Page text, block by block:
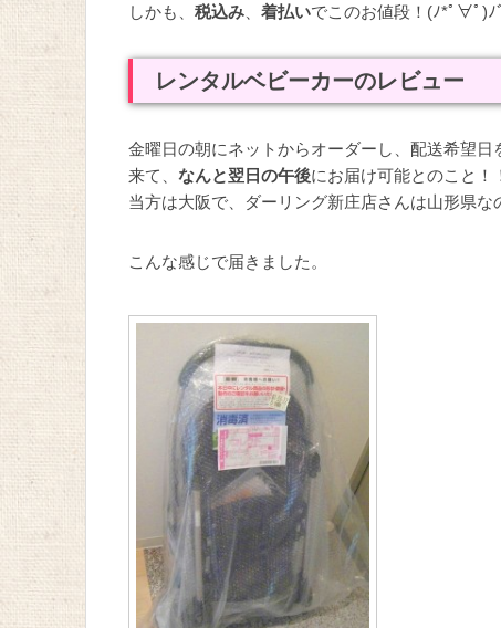
しかも、 税込み 着払いでこのお値段！(ﾉ*ﾟ∀ﾟ)
レンタルベビーカーのレビュー
金曜日の朝にネットからオーダーし、配送希望
来て、 なんと翌日の午後にお届け可能とのこと！
当方は大阪で、ダーリング新庄店さんは山形県な
こんな感じで届きました。